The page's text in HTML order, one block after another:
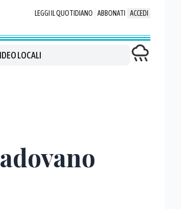
LEGGI IL QUOTIDIANO ABBONATI ACCEDI
LOCALI